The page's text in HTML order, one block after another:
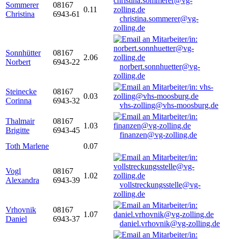
Sommerer
Christina
08167
6943-61
0.11
christina.sommerer@vg-
zolling.de
Sonnhütter
Norbert
08167
6943-22
2.06
norbert.sonnhuetter@vg-
zolling.de
Steinecke
Corinna
08167
6943-32
0.03
vhs-zolling@vhs-moosburg.de
Thalmair
Brigitte
08167
6943-45
1.03
finanzen@vg-zolling.de
Toth Marlene
0.07
Vogl
Alexandra
08167
6943-39
1.02
vollstreckungsstelle@vg-
zolling.de
Vrhovnik
Daniel
08167
6943-37
1.07
daniel.vrhovnik@vg-zolling.de